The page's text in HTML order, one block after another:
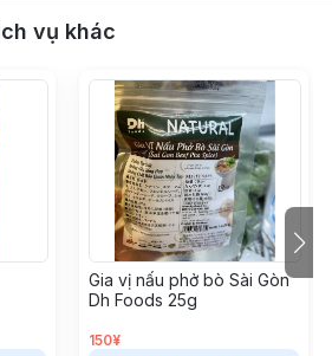
vụ khác
Gia vị nấu phở bò Sài Gòn
Dh Foods 25g
150¥